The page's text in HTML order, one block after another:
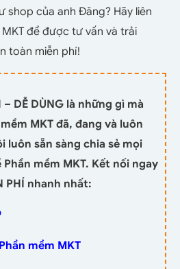
shop của anh Đăng? Hãy liên
để được tư vấn và trải
toàn miễn phí!
– DỄ DÙNG là những gì mà
MKT đã, đang và luôn
luôn sẵn sàng chia sẻ mọi
mềm MKT. Kết nối ngay
PHÍ nhanh nhất:
mềm MKT